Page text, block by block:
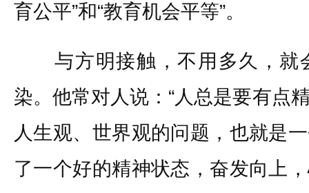
育公平”和“教育机会平等”。
与方明接触，不用多久，就
染。他常对人说：“人总是要有点
人生观、世界观的问题，也就是
了一个好的精神状态，奋发向上